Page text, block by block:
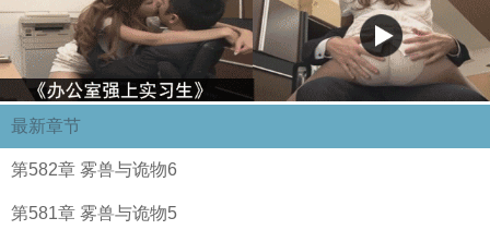
最新章节
第582章 雾兽与诡物6
第581章 雾兽与诡物5